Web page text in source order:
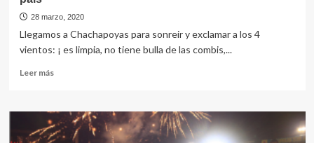
28 marzo, 2020
Llegamos a Chachapoyas para sonreir y exclamar a los 4
vientos: ¡ es limpia, no tiene bulla de las combis,...
Leer másLeer
Chachapoyas,
la
ciudad